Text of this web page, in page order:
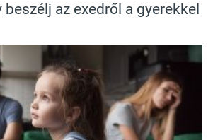
az exedről a gyerekkel